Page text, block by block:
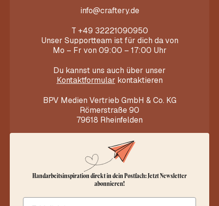
info@craftery.de
T +49 32221090950
Unser Supportteam ist für dich da von
Mo – Fr von 09:00 – 17:00 Uhr
Du kannst uns auch über unser
Kontaktformular kontaktieren
BPV Medien Vertrieb GmbH & Co. KG
Römerstraße 90
79618 Rheinfelden
Handarbeitsinspiration direkt in dein Postfach: Jetzt Newsletter
abonnieren!
Email